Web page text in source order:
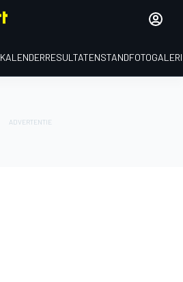
KALENDERRESULTATENSTAND